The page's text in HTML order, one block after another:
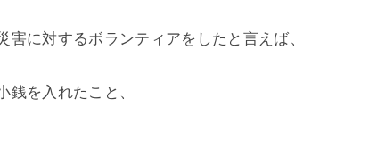
に対するボランティアをしたと言えば、
銭を入れたこと、